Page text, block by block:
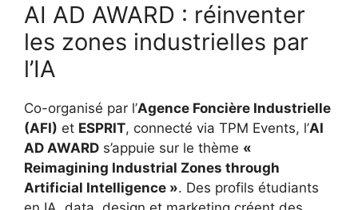
AI AD AWARD : réinventer
les zones industrielles par
l’IA
Co-organisé par l’Agence Foncière Industrielle
(AFI) et ESPRIT, connecté via TPM Events, l’AI
AD AWARD s’appuie sur le thème «
Reimagining Industrial Zones through
Artificial Intelligence ». Des profils étudiants